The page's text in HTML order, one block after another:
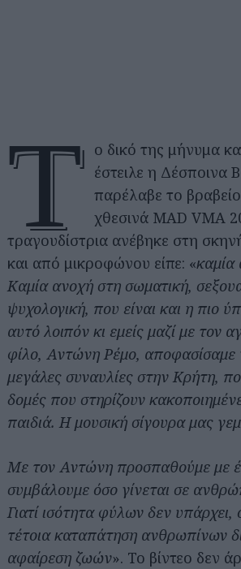
Τ
ο δικό της μήνυμα
έστειλε η Δέσποινα
παρέλαβε το
χθεσινά MAD VMA
τραγουδίστρια ανέβηκε στη
και από μικροφώνου είπε: «καμία
Καμία ανοχή στη σωματική,
ψυχολογική, που είναι και η πιο
αυτό λοιπόν κι εμείς μαζί με τον
φίλο, Αντώνη Ρέμο, αποφασίσαμε
μεγάλες συναυλίες στην Κρήτη,
δομές που στηρίζουν
παιδιά. Η μουσική σίγουρα μας
Με τον Αντώνη προσπαθούμε με
συμβάλουμε όσο γίνεται σε
Γιατί ισότητα φύλων δεν υπάρχει,
τέτοια καταπάτηση ανθρωπίνων
αφαίρεση ζωών». Το βίντεο δεν